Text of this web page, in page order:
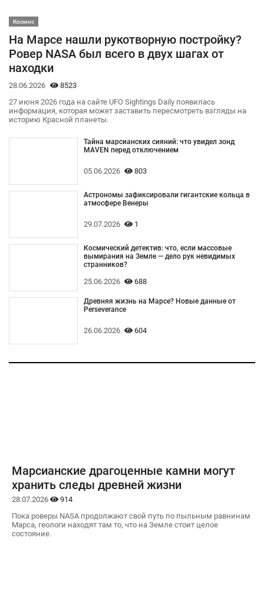
Космос
На Марсе нашли рукотворную постройку?
Ровер NASA был всего в двух шагах от
находки
28.06.2026
8523
27 июня 2026 года на сайте UFO Sightings Daily появилась
информация, которая может заставить пересмотреть взгляды на
историю Красной планеты.
Тайна марсианских сияний: что увидел зонд
MAVEN перед отключением
05.06.2026 803
Астрономы зафиксировали гигантские кольца в
атмосфере Венеры
29.07.2026 1
Космический детектив: что, если массовые
вымирания на Земле — дело рук невидимых
странников?
25.06.2026 688
Древняя жизнь на Марсе? Новые данные от
Perseverance
26.06.2026 604
Марсианские драгоценные камни могут
хранить следы древней жизни
28.07.2026
914
Пока роверы NASA продолжают свой путь по пыльным равнинам
Марса, геологи находят там то, что на Земле стоит целое
состояние.